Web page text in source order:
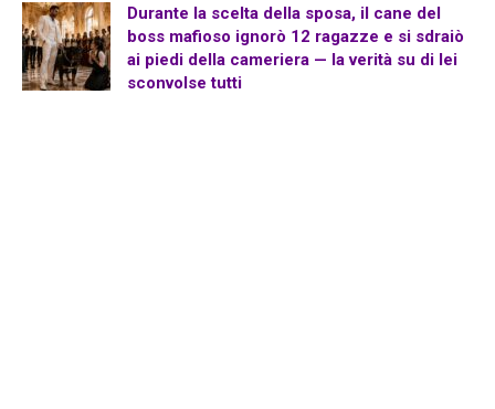
Durante la scelta della sposa, il cane del
boss mafioso ignorò 12 ragazze e si sdraiò
ai piedi della cameriera — la verità su di lei
sconvolse tutti